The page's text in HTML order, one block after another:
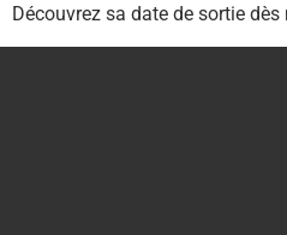
Découvrez sa date de sortie